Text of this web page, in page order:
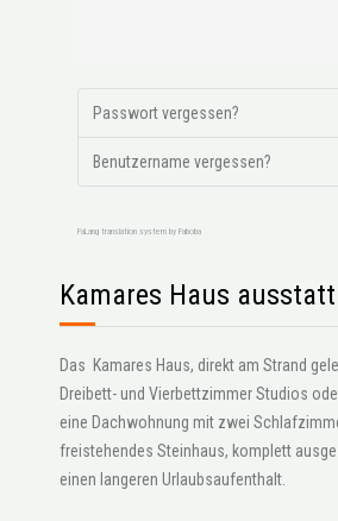
Passwort vergessen?
Benutzername vergessen?
FaLang translation system by Faboba
Kamares Haus
Das Kamares Haus, direkt am Strand
Dreibett- und Vierbettzimmer Studios
eine Dachwohnung mit zwei
freistehendes Steinhaus, komplett
einen langeren Urlaubsaufenthalt.